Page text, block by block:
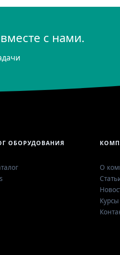
с нами.
ОБОРУДОВАНИЯ
О